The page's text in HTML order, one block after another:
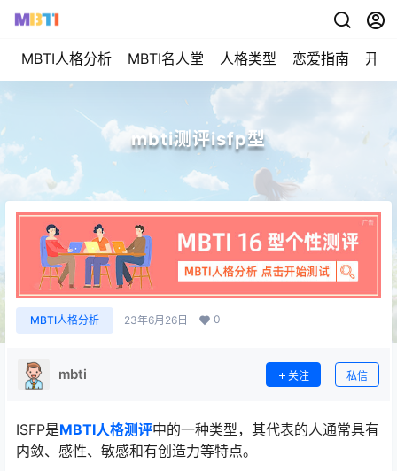
MBTI人格分析 MBTI名人堂 人格类型 恋爱指南 开始
mbti测评isfp型
MBTI人格分析 23年6月26日 0
mbti 关注 私信
ISFP是MBTI人格测评中的一种类型，其代表的人通常具有
内敛、感性、敏感和有创造力等特点。